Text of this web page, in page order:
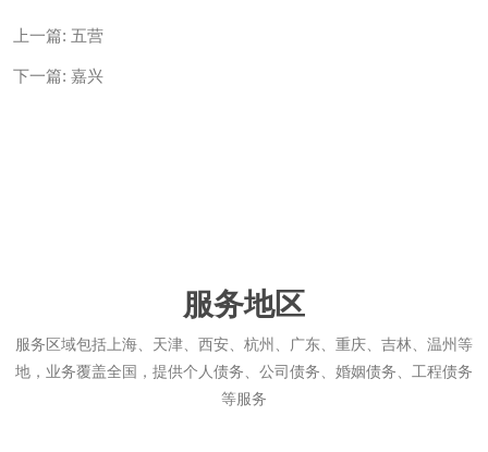
上一篇: 五营
下一篇: 嘉兴
服务地区
服务区域包括上海、天津、西安、杭州、广东、重庆、吉林、温州等
地，业务覆盖全国，提供个人债务、公司债务、婚姻债务、工程债务
等服务